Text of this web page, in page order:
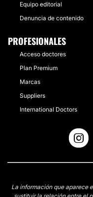
Equipo editorial
Denuncia de contenido
PROFESIONALES
Acceso doctores
Plan Premium
Marcas
Suppliers
International Doctors
La información que aparece